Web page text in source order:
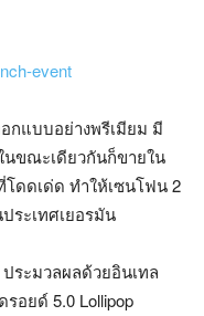
กแบบอย่างพรีเมียม มี
นขณะเดียวกันก็ขายใน
ดดเด่ด ทำให้เซนโฟน 2
ระเทศเยอรมัน
ระมวลผลด้วยอินเทล
อยด์ 5.0 Lollipop